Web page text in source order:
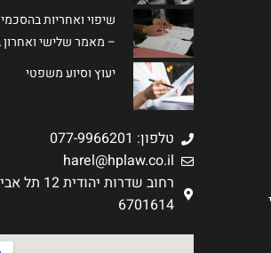
שיפוי ואחריות
– מאמר שלישי
יעוץ וסיוע משפטי
טלפון: 077-9966201
harel@hplaw.co.il
רחוב שדרות
6701614